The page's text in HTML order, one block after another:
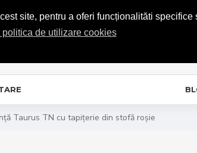
site, pentru a oferi funcționalităti specifice
politica de utilizare cookies
COMENZI TELEFONICE: 0720.865.728
Taurus TN cu tapițerie din stofă roșie